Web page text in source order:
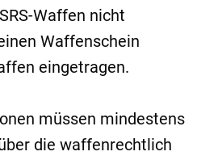
Waffen nicht
Waffenschein
eingetragen.
müssen mindestens
die waffenrechtlich